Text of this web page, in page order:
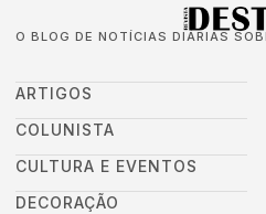
O BLOG DE NOTÍCIAS DIÁRIAS
ARTIGOS
COLUNISTA
CULTURA E EVENTOS
DECORAÇÃO